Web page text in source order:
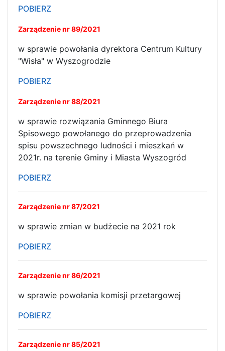
POBIERZ
Zarządzenie nr 89/2021
w sprawie powołania dyrektora Centrum Kultury
"Wisła" w Wyszogrodzie
POBIERZ
Zarządzenie nr 88/2021
w sprawie rozwiązania Gminnego Biura
Spisowego powołanego do przeprowadzenia
spisu powszechnego ludności i mieszkań w
2021r. na terenie Gminy i Miasta Wyszogród
POBIERZ
Zarządzenie nr 87/2021
w sprawie zmian w budżecie na 2021 rok
POBIERZ
Zarządzenie nr 86/2021
w sprawie powołania komisji przetargowej
POBIERZ
Zarządzenie nr 85/2021